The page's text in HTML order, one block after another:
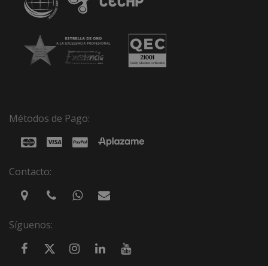
Métodos de Pago:
Contacto:
Síguenos: